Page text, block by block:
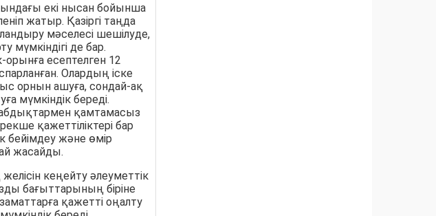
екі нысан бойынша
жатыр. Қазіргі таңда
мәселесі шешілуде,
мүмкіндігі де бар.
есептелген 12
Олардың іске
орнын ашуға, сондай-ақ
мүмкіндік береді.
қамтамасыз
қажеттіліктері бар
бейімдеу және өмір
жасайды.
кеңейту әлеуметтік
бағыттарының біріне
қажетті оңалту